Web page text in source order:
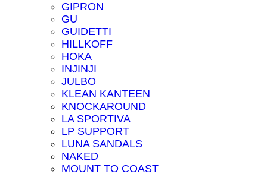
GIPRON
GU
GUIDETTI
HILLKOFF
HOKA
INJINJI
JULBO
KLEAN KANTEEN
KNOCKAROUND
LA SPORTIVA
LP SUPPORT
LUNA SANDALS
NAKED
MOUNT TO COAST